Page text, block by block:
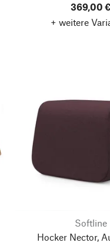
369,00 €
+ weitere
Softline
Hocker Nector,